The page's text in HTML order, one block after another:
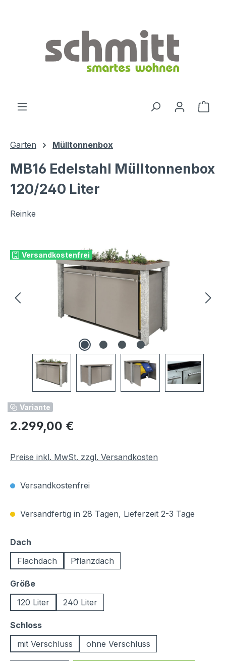
Garten Mülltonnenbox
MB16 Edelstahl Mülltonnenbox
120/240 Liter
Reinke
Versandkostenfrei
Variante
Regulärer Preis:
2.299,00 €
Preise inkl. MwSt. zzgl. Versandkosten
Versandkostenfrei
Versandfertig in 28 Tagen, Lieferzeit 2-3 Tage
Dach
Flachdach
Pflanzdach
Größeauswählen
120 Liter
240 Liter
Schlossauswählen
mit Verschluss
ohne Verschluss